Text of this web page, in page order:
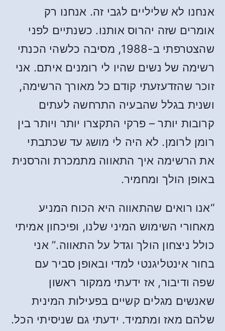
אנחנו לא שליליים לגבי זה. אנחנו רק
אומרים שזה יהרוס אותנו. כשנתיים לפני
שהצטרפתי ב-1988, מסיבה כלשהי הכנתי
רשימה של נשים שהיו לי רומנים איתם. אני
זוכר שהזדעזעתי קודם כל מאורך הרשימה,
ושנית בגלל שהבעיה התרחשה לעתים
קרובות יותר – פרקי התקצרו יותר ויותר בין
רומן לרומן. לא היה לי מושג עד שכתבתי
את הרשימה איך התאווה מתמכרת והרסנית
באופן הולך ומחמיר.
“אנו רואים שהתאווה היא הכוח המניע
מאחורי השימוש המיני שלנו, ופיכחון אמיתי
כולל ניצחון הולך וגדל על התאווה.” אני
בחור אינטליגנטי למדי ובאופן סביר עם
שפה ודיבור, אז ידעתי ממקור ראשון
שאנשים מגלים קשיים בפעילות המינית
שלהם מאז ומתמיד. ידעתי גם שניסיתי הכל.